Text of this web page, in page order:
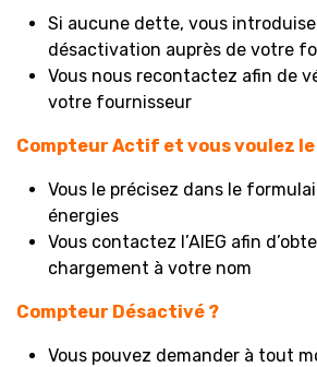
Si aucune dette, vous
désactivation auprès de votre
Vous nous recontactez afin de
votre fournisseur
Compteur Actif et vous voulez
Vous le précisez dans le
énergies
Vous contactez l’AIEG afin
chargement à votre nom
Compteur Désactivé ?
Vous pouvez demander à tout